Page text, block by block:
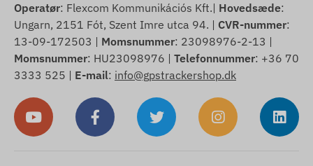
Operatør: Flexcom Kommunikációs Kft.| Hovedsæde:
Ungarn, 2151 Fót, Szent Imre utca 94. | CVR-nummer:
13-09-172503 | Momsnummer: 23098976-2-13 |
Momsnummer: HU23098976 | Telefonnummer: +36 70
3333 525 | E-mail: info@gpstrackershop.dk